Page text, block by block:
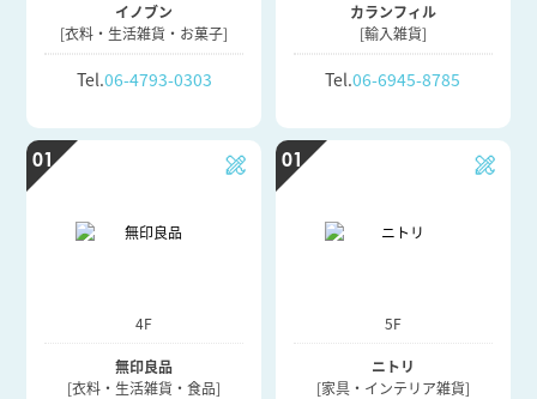
イノブン
[衣料・生活雑貨・お菓子]
Tel.06-4793-0303
カランフィル
[輸入雑貨]
Tel.06-6945-8785
01
4F
無印良品
[衣料・生活雑貨・食品]
01
5F
ニトリ
[家具・インテリア雑貨]